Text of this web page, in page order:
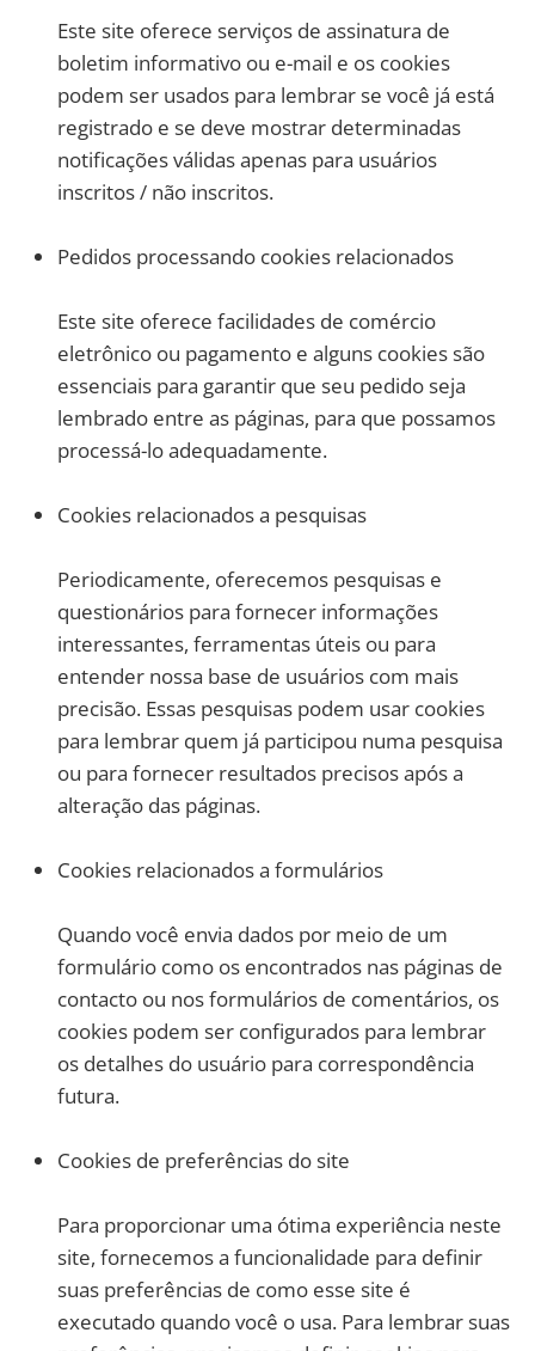
Este site oferece serviços de assinatura de
boletim informativo ou e-mail e os cookies
podem ser usados ​​para lembrar se você já está
registrado e se deve mostrar determinadas
notificações válidas apenas para usuários
inscritos / não inscritos.
Pedidos processando cookies relacionados
Este site oferece facilidades de comércio
eletrônico ou pagamento e alguns cookies são
essenciais para garantir que seu pedido seja
lembrado entre as páginas, para que possamos
processá-lo adequadamente.
Cookies relacionados a pesquisas
Periodicamente, oferecemos pesquisas e
questionários para fornecer informações
interessantes, ferramentas úteis ou para
entender nossa base de usuários com mais
precisão. Essas pesquisas podem usar cookies
para lembrar quem já participou numa pesquisa
ou para fornecer resultados precisos após a
alteração das páginas.
Cookies relacionados a formulários
Quando você envia dados por meio de um
formulário como os encontrados nas páginas de
contacto ou nos formulários de comentários, os
cookies podem ser configurados para lembrar
os detalhes do usuário para correspondência
futura.
Cookies de preferências do site
Para proporcionar uma ótima experiência neste
site, fornecemos a funcionalidade para definir
suas preferências de como esse site é
executado quando você o usa. Para lembrar suas